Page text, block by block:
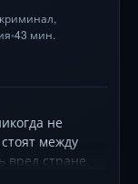
криминал,
•43 мин.
не
между
стране.
как